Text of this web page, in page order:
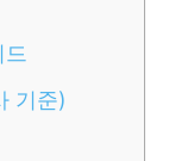
기준)